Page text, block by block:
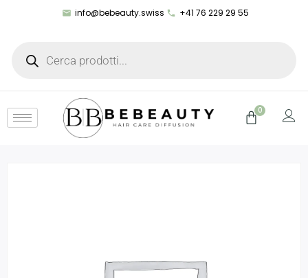
info@bebeauty.swiss +41 76 229 29 55
0